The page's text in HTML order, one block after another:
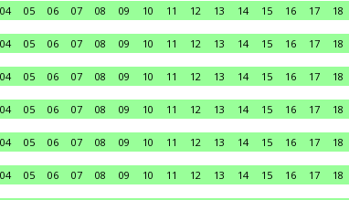
04 05 06 07 08 09 10 11 12 13 14 15 16 17 18
04 05 06 07 08 09 10 11 12 13 14 15 16 17 18
04 05 06 07 08 09 10 11 12 13 14 15 16 17 18
04 05 06 07 08 09 10 11 12 13 14 15 16 17 18
04 05 06 07 08 09 10 11 12 13 14 15 16 17 18
04 05 06 07 08 09 10 11 12 13 14 15 16 17 18